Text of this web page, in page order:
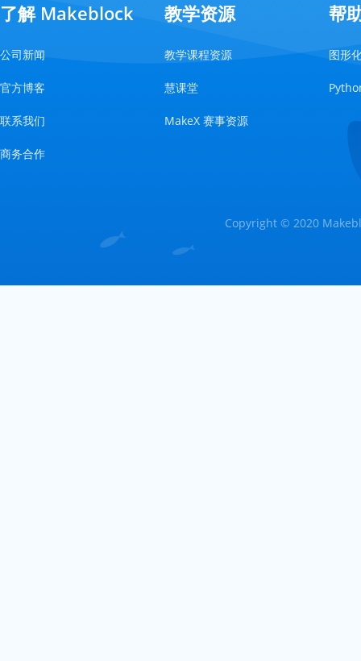
了解 Makeblock
公司新闻
官方博客
联系我们
商务合作
教学资源
教学课程资源
慧课堂
MakeX 赛事资源
帮
图形
Copyright © 2020